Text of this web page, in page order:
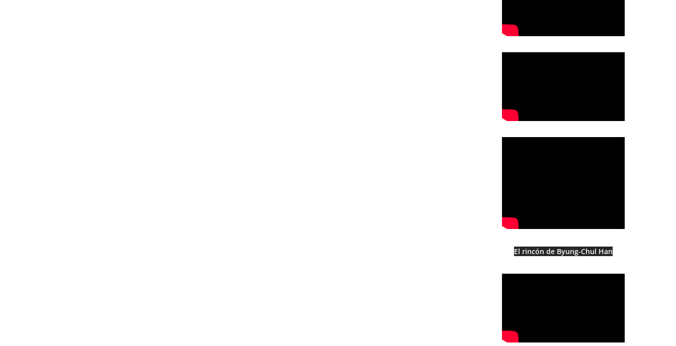
El rincón de Byung-Chul Han